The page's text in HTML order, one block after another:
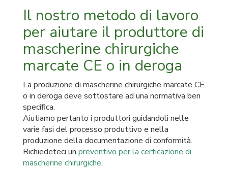
Il nostro metodo di lavoro
per aiutare il produttore di
mascherine chirurgiche
marcate CE o in deroga
La produzione di mascherine chirurgiche marcate CE
o in deroga deve sottostare ad una normativa ben
specifica.
Aiutiamo pertanto i produttori guidandoli nelle
varie fasi del processo produttivo e nella
produzione della documentazione di conformità.
Richiedeteci un preventivo per la certicazione di
mascherine chirurgiche.